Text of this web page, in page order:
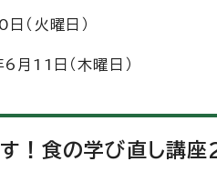
（火曜日）
11日（木曜日）
！食の学び直し講座